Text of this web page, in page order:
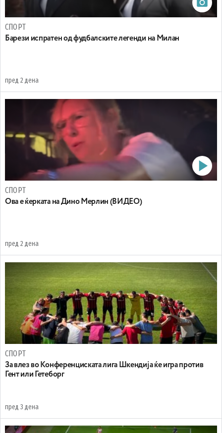
СПОРТ
Барези испратен од фудбалските легенди на Милан
пред 2 дена
СПОРТ
Oва е ќерката на Дино Мерлин (ВИДЕО)
пред 2 дена
СПОРТ
За влез во Конференциската лига Шкендија ќе игра против
Гент или Гетеборг
пред 3 дена